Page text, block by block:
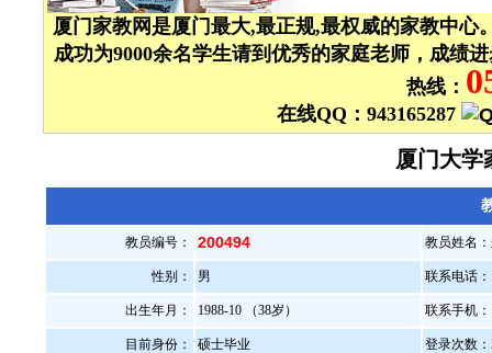
厦门家教网是厦门最大,最正规,最权威的家教中心
成功为9000余名学生请到优秀的家庭老师，成绩
热线：
在线QQ：943165287
厦门大
教员编号： 200494 教员姓名
性别： 男 联系电话：
出生年月： 1988-10 （38岁） 联系手机：
目前身份： 硕士毕业 登录次数：